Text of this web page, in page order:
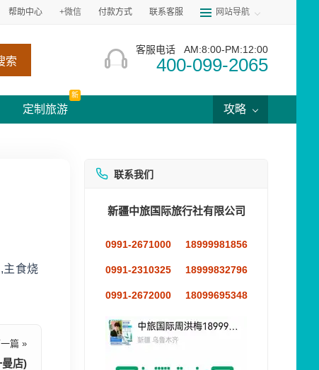
帮助中心 +微信 付款方式 联系客服 网站导航
索
客服电话 AM:8:00-PM:12:00
400-099-2065
定制旅游
新
攻略
食烧
篇 »
曼店)
联系我们
新疆中旅国际旅行社有限公司
0991-2671000 18999981856
0991-2310325 18999832796
0991-2672000 18099695348